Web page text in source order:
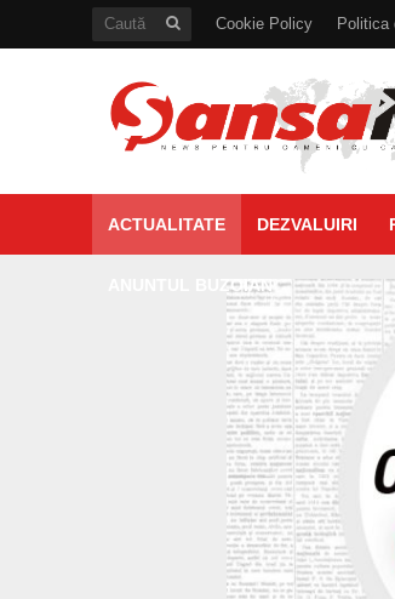
Cookie Policy Politica
ACTUALITATE DEZVALUIRI
ANUNTUL BUZOIAN